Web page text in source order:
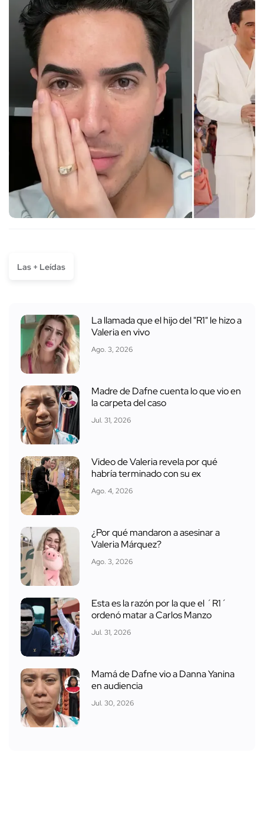
Las + Leídas
La llamada que el hijo del "R1" le hizo a
Valeria en vivo
Ago. 3, 2026
Madre de Dafne cuenta lo que vio en
la carpeta del caso
Jul. 31, 2026
Video de Valeria revela por qué
habría terminado con su ex
Ago. 4, 2026
¿Por qué mandaron a asesinar a
Valeria Márquez?
Ago. 3, 2026
Esta es la razón por la que el ´R1´
ordenó matar a Carlos Manzo
Jul. 31, 2026
Mamá de Dafne vio a Danna Yanina
en audiencia
Jul. 30, 2026